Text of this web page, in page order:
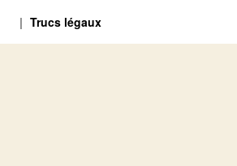
Trucs légaux